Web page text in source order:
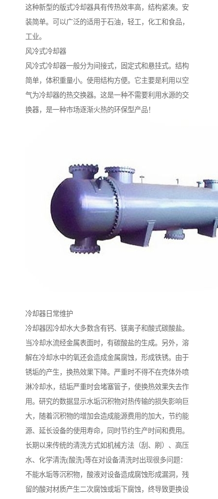
这种新型的版式冷却器具有传热效率高，结构紧凑。安
装简单。可以广泛的适用于石油，轻工，化工和食品，
工业。
风冷式冷却器
风冷式冷却器一般分为间接式，固定式和悬挂式。结构
简单，体积重量小。使用结构方便。它主要是利用以空
气为冷却器的热交换器。这是一种不需要利用水源的交
换器，是一种市场逐渐火热的环保型产品！
冷却器日常维护
冷却器因冷却水大多数含有钙、镁离子和酸式碳酸盐。
当冷却水流经金属表面时，有碳酸盐的生成。另外，溶
解在冷却水中的氧还会造成金属腐蚀，形成铁锈。由于
锈垢的产生，换热效果下降。严重时不得不在壳体外喷
淋冷却水，结垢严重时会堵塞管子，使换热效果失去作
用。研究的数据显示水垢沉积物对热传输的损失影响巨
大，随着沉积物的增加会造成能源费用的加大，节约能
源、延长设备的使用寿命，同时节约生产时间和费用。
长期以来传统的清洗方式如机械方法（刮、刷）、高压
水、化学清洗(酸洗)等在对设备清洗时出现很多问题：
不能水垢等沉积物，酸液对设备造成腐蚀形成漏洞，残
留的酸对材质产生二次腐蚀或垢下腐蚀，终导致更换设